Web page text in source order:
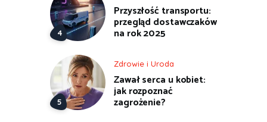
Przyszłość transportu:
przegląd dostawczaków
na rok 2025
Zdrowie i Uroda
Zawał serca u kobiet:
jak rozpoznać
zagrożenie?